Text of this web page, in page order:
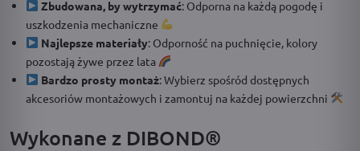
Zbudowana, by wytrzymać: Odporna na każdą pogodę i
uszkodzenia mechaniczne
Najlepsze materiały: Odporność na puchnięcie, kolory
pozostają żywe przez lata
Bardzo prosty montaż: Wybierz spośród dostępnych
akcesoriów montażowych i zamontuj na każdej powierzchni
Wykonane z DIBOND®